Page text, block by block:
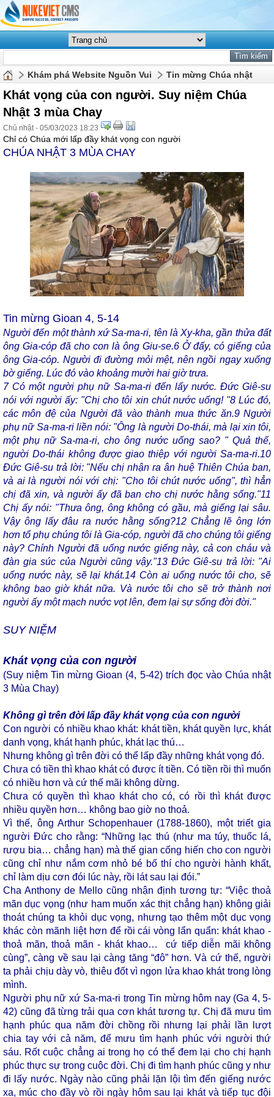
Khám phá Website Nguồn Vui Tin mừng Chúa nhật
Khát vọng của con người. Suy niệm Chúa
Nhật 3 mùa Chay
Chủ nhật - 05/03/2023 18:23
Chỉ có Chúa mới lấp đầy khát vọng con người
CHÚA NHẬT 3 MÙA CHAY
Tin mừng Gioan 4, 5-14
Người đến một thành xứ Sa-ma-ri, tên là Xy-kha, gần thửa đất
ông Gia-cóp đã cho con là ông Giu-se.6 Ở đấy, có giếng của
ông Gia-cóp. Người đi đường mỏi mệt, nên ngồi ngay xuống
bờ giếng. Lúc đó vào khoảng mười hai giờ trưa.
7Có một người phụ nữ Sa-ma-ri đến lấy nước. Đức Giê-su
nói với người ấy: "Chị cho tôi xin chút nước uống! "8Lúc đó,
các môn đệ của Người đã vào thành mua thức ăn.9Người
phụ nữ Sa-ma-ri liền nói: "Ông là người Do-thái, mà lại xin tôi,
một phụ nữ Sa-ma-ri, cho ông nước uống sao? " Quả thế,
người Do-thái không được giao thiệp với người Sa-ma-ri.10
Đức Giê-su trả lời: "Nếu chị nhận ra ân huệ Thiên Chúa ban,
và ai là người nói với chị: "Cho tôi chút nước uống", thì hẳn
chị đã xin, và người ấy đã ban cho chị nước hằng sống."11
Chị ấy nói: "Thưa ông, ông không có gầu, mà giếng lại sâu.
Vậy ông lấy đâu ra nước hằng sống?12Chẳng lẽ ông lớn
hơn tổ phụ chúng tôi là Gia-cóp, người đã cho chúng tôi giếng
này? Chính Người đã uống nước giếng này, cả con cháu và
đàn gia súc của Người cũng vậy."13 Đức Giê-su trả lời: "Ai
uống nước này, sẽ lại khát.14 Còn ai uống nước tôi cho, sẽ
không bao giờ khát nữa. Và nước tôi cho sẽ trở thành nơi
người ấy một mạch nước vọt lên, đem lại sự sống đời đời."
SUY NIỆM
Khát vọng của con người
(Suy niệm Tin mừng Gioan (4, 5-42) trích đọc vào Chúa nhật
3 Mùa Chay)
Không gì trên đời lấp đầy khát vọng của con người
Con người có nhiều khao khát: khát tiền, khát quyền lực, khát
danh vọng, khát hạnh phúc, khát lạc thú…
Nhưng không gì trên đời có thể lấp đầy những khát vọng đó.
Chưa có tiền thì khao khát có được ít tiền. Có tiền rồi thì muốn
có nhiều hơn và cứ thế mãi không dừng.
Chưa có quyền thì khao khát cho có, có rồi thì khát được
nhiều quyền hơn… không bao giờ no thoả.
Vì thế, ông Arthur Schopenhauer (1788-1860), một triết gia
người Đức cho rằng: “Những lạc thú (như ma túy, thuốc lá,
rượu bia… chẳng hạn) mà thế gian cống hiến cho con người
cũng chỉ như nắm cơm nhỏ bé bố thí cho người hành khất,
chỉ làm dịu cơn đói lúc này, rồi lát sau lại đói.”
Cha Anthony de Mello cũng nhận định tương tự: “Việc thoả
mãn dục vọng (như ham muốn xác thịt chẳng hạn) không giải
thoát chúng ta khỏi dục vọng, nhưng tạo thêm một dục vọng
khác còn mãnh liệt hơn để rồi cái vòng lẩn quẩn: khát khao -
thoả mãn, thoả mãn - khát khao… cứ tiếp diễn mãi không
cùng”, càng về sau lại càng tăng “đô” hơn. Và cứ thế, người
ta phải chịu dày vò, thiêu đốt vì ngọn lửa khao khát trong lòng
mình.
Người phụ nữ xứ Sa-ma-ri trong Tin mừng hôm nay (Ga 4, 5-
42) cũng đã từng trải qua cơn khát tương tự. Chị đã mưu tìm
hạnh phúc qua năm đời chồng rồi nhưng lại phải lần lượt
chia tay với cả năm, để mưu tìm hạnh phúc với người thứ
sáu. Rốt cuộc chẳng ai trong họ có thể đem lại cho chị hạnh
phúc thực sự trong cuộc đời. Chị đi tìm hạnh phúc cũng y như
đi lấy nước. Ngày nào cũng phải lặn lội tìm đến giếng nước
xa, múc cho đầy vò rồi ngày hôm sau lại khát và tiếp tục đội